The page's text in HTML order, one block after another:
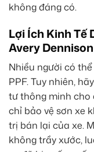
không đáng có.
Lợi Ích Kinh Tế
Avery Dennison
Nhiều người có
PPF. Tuy nhiên,
tư thông minh cho
chỉ bảo vệ sơn xe
trị bán lại của xe.
không trầy xước,